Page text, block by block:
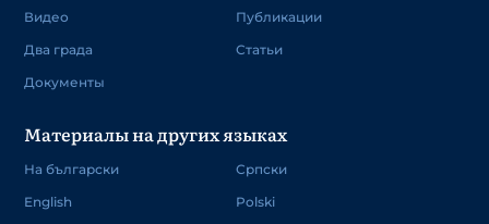
Видео
Два града
Документы
Публикации
Статьи
Материалы на других языках
На български
English
Српски
Polski